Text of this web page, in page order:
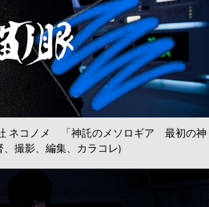
ネコノメ 「神託のメソロギア 最初の神
撮影、編集、カラコレ)